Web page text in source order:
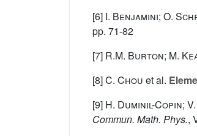
[6] I. Benjamini; O.
pp. 71-82
[7] R.M. Burton; M.
[8]C. Chou et al.
[9] H. Duminil-Copin;
Commun. Math. Phys.,